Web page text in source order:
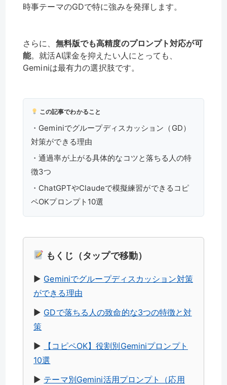
時事テーマのGDで特に強みを発揮します。
さらに、 無料版でも高精度のプロンプト対応が可
能。就活AI課金を抑えたい人にとっても、
Geminiは最有力の選択肢です。
この記事でわかること
・Geminiでグループディスカッション（GD）
対策ができる理由
・通過率が上がる具体的なコツと落ちる人の特
徴3つ
・ChatGPTやClaudeで模擬練習ができるコピ
ペOKプロンプト10選
もくじ（タップで移動）
▶︎ Geminiでグループディスカッション対策
ができる理由
▶︎ GDで落ちる人の致命的な3つの特徴と対
策
▶︎
【コピペOK】役割別Geminiプロンプト
10選
▶︎ テーマ別Gemini活用プロンプト（応用